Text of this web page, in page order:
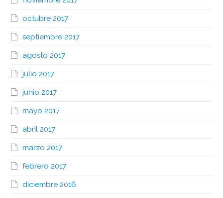
octubre 2017
septiembre 2017
agosto 2017
julio 2017
junio 2017
mayo 2017
abril 2017
marzo 2017
febrero 2017
diciembre 2016